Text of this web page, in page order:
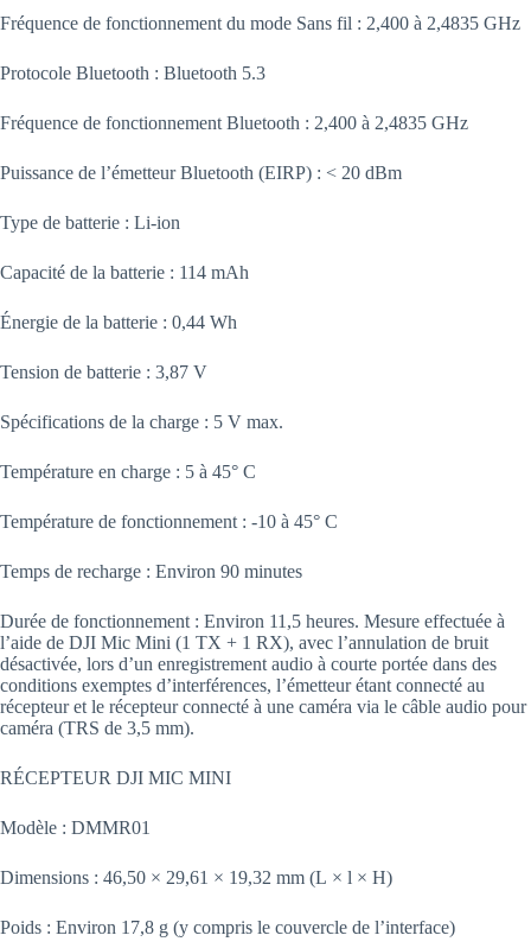
Fréquence de fonctionnement du mode Sans fil : 2,400 à 2,4835 GHz
Protocole Bluetooth : Bluetooth 5.3
Fréquence de fonctionnement Bluetooth : 2,400 à 2,4835 GHz
Puissance de l’émetteur Bluetooth (EIRP) : < 20 dBm
Type de batterie : Li-ion
Capacité de la batterie : 114 mAh
Énergie de la batterie : 0,44 Wh
Tension de batterie : 3,87 V
Spécifications de la charge : 5 V max.
Température en charge : 5 à 45° C
Température de fonctionnement : -10 à 45° C
Temps de recharge : Environ 90 minutes
Durée de fonctionnement : Environ 11,5 heures. Mesure effectuée à
l’aide de DJI Mic Mini (1 TX + 1 RX), avec l’annulation de bruit
désactivée, lors d’un enregistrement audio à courte portée dans des
conditions exemptes d’interférences, l’émetteur étant connecté au
récepteur et le récepteur connecté à une caméra via le câble audio pour
caméra (TRS de 3,5 mm).
RÉCEPTEUR DJI MIC MINI
Modèle : DMMR01
Dimensions : 46,50 × 29,61 × 19,32 mm (L × l × H)
Poids : Environ 17,8 g (y compris le couvercle de l’interface)